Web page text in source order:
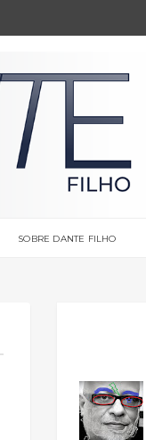
SOBRE DANTE FILHO